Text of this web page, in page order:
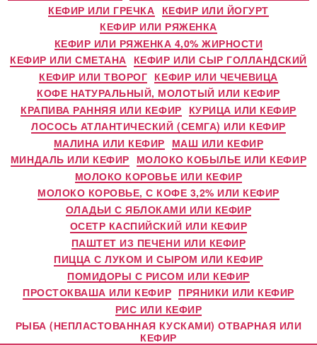
КЕФИР ИЛИ ГРЕЧКА КЕФИР ИЛИ ЙОГУРТ
КЕФИР ИЛИ РЯЖЕНКА
КЕФИР ИЛИ РЯЖЕНКА 4,0% ЖИРНОСТИ
КЕФИР ИЛИ СМЕТАНА КЕФИР ИЛИ СЫР ГОЛЛАНДСКИЙ
КЕФИР ИЛИ ТВОРОГ КЕФИР ИЛИ ЧЕЧЕВИЦА
КОФЕ НАТУРАЛЬНЫЙ, МОЛОТЫЙ ИЛИ КЕФИР
КРАПИВА РАННЯЯ ИЛИ КЕФИР КУРИЦА ИЛИ КЕФИР
ЛОСОСЬ АТЛАНТИЧЕСКИЙ (СЕМГА) ИЛИ КЕФИР
МАЛИНА ИЛИ КЕФИР МАШ ИЛИ КЕФИР
МИНДАЛЬ ИЛИ КЕФИР МОЛОКО КОБЫЛЬЕ ИЛИ КЕФИР
МОЛОКО КОРОВЬЕ ИЛИ КЕФИР
МОЛОКО КОРОВЬЕ, С КОФЕ 3,2% ИЛИ КЕФИР
ОЛАДЬИ С ЯБЛОКАМИ ИЛИ КЕФИР
ОСЕТР КАСПИЙСКИЙ ИЛИ КЕФИР
ПАШТЕТ ИЗ ПЕЧЕНИ ИЛИ КЕФИР
ПИЦЦА С ЛУКОМ И СЫРОМ ИЛИ КЕФИР
ПОМИДОРЫ С РИСОМ ИЛИ КЕФИР
ПРОСТОКВАША ИЛИ КЕФИР ПРЯНИКИ ИЛИ КЕФИР
РИС ИЛИ КЕФИР
РЫБА (НЕПЛАСТОВАННАЯ КУСКАМИ) ОТВАРНАЯ ИЛИ
КЕФИР